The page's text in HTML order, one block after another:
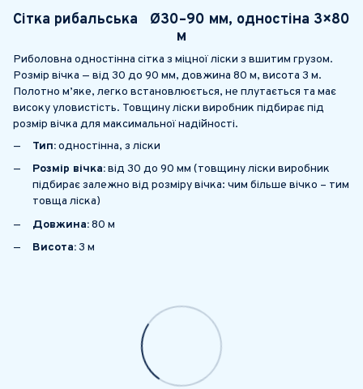
Сітка рибальська Ø30–90 мм, одностіна 3×80
м
Риболовна одностінна сітка з міцної ліски з вшитим грузом.
Розмір вічка — від 30 до 90 мм, довжина 80 м, висота 3 м.
Полотно м’яке, легко встановлюється, не плутається та має
високу уловистість. Товщину ліски виробник підбирає під
розмір вічка для максимальної надійності.
Тип:одностінна, з ліски
Розмір вічка:від 30 до 90 мм (товщину ліски виробник
підбирає залежно від розміру вічка: чим більше вічко – тим
товща ліска)
Довжина:80 м
Висота:3 м